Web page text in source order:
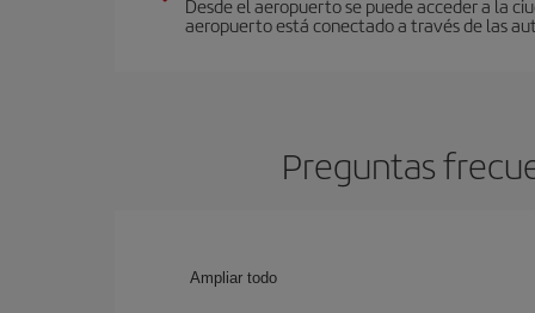
Desde el aeropuerto se puede acceder a la
aeropuerto está conectado a través de las
Preguntas
Ampliar todo